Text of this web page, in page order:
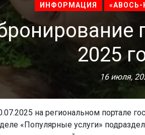
ИНФОРМАЦИЯ «АВОСЬ-
2025
16 июля,
на региональном портале
«Популярные услуги»